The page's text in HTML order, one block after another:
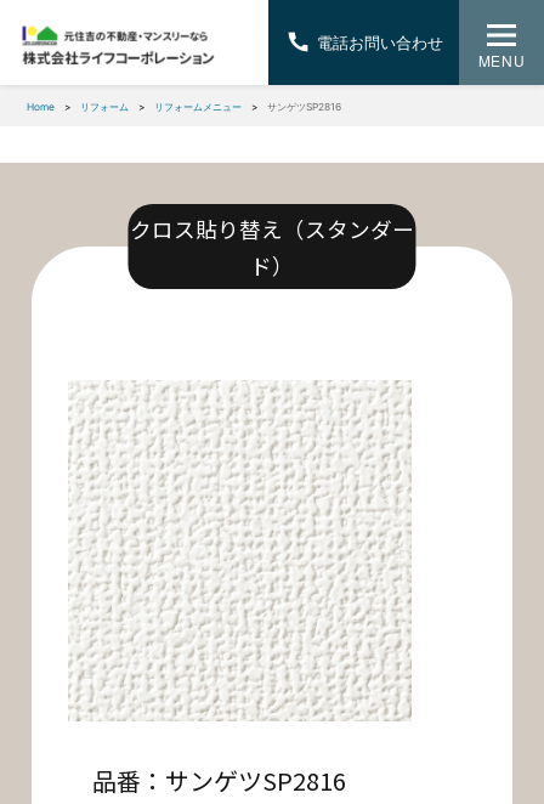
MENU
Home リフォーム リフォームメニュー サンゲツSP2816
クロス貼り替え（スタンダー
ド）
品番：サンゲツSP2816
電話お問い合わせ